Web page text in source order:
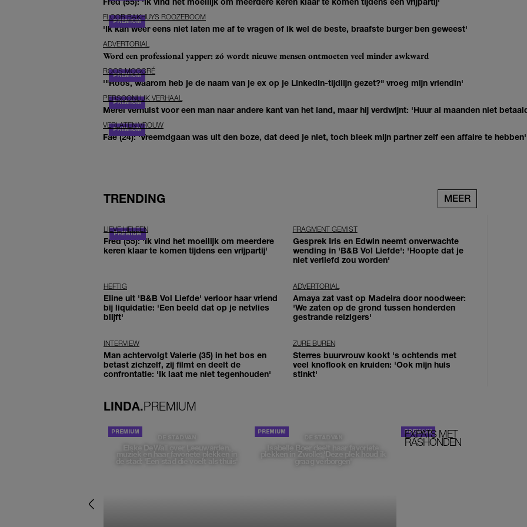
FLOOR BAKHUYS ROOZEBOOM
'Ik kan weer eens niet laten me af te vragen of ik wel de beste, braafste burger ben geweest'
ADVERTORIAL
Word een professional yapper: zó wordt nieuwe mensen ontmoeten veel minder awkward
ROOS MOGGRÉ
'"Roos, waarom heb je de naam van je ex op je LinkedIn-tijdlijn gezet?" vroeg mijn vriendin'
PERSOONLIJK VERHAAL
Merel verhuist voor een man naar andere kant van het land, maar hij verdwijnt: 'Huur al maanden niet
VERLATEN VROUW
Fae (24): 'Vreemdgaan was uit den boze, dat deed je niet, toch bleek mijn partner zelf een affaire te hebben'
TRENDING MEER
LIEVE HELEEN
Fred (55): 'Ik vind het moeilijk om meerdere
keren klaar te komen tijdens een vrijpartij'
FRAGMENT GEMIST
Gesprek Iris en Edwin neemt onverwachte
wending in 'B&B Vol Liefde': 'Hoopte dat je
niet verliefd zou worden'
HEFTIG
Eline uit 'B&B Vol Liefde' verloor haar vriend
bij liquidatie: 'Een beeld dat op je netvlies
blijft'
ADVERTORIAL
Amaya zat vast op Madeira door noodweer:
'We zaten op de grond tussen honderden
gestrande reizigers'
INTERVIEW
Man achtervolgt Valerie (35) in het bos en
betast zichzelf, zij filmt en deelt de
confrontatie: 'Ik laat me niet tegenhouden'
ZURE BUREN
Sterres buurvrouw kookt 's ochtends met
veel knoflook en kruiden: 'Ook mijn huis
stinkt'
LINDA.PREMIUM
DE STAD VAN
Elske DeWall over Leeuwarden,
muziek en haar favoriete plekken in
de stad: 'Een stad die voelt als thuis'
DE STAD VAN
Isabelle Boer deelt haar favoriete
plekken in Zwolle: 'Deze plek houd ik
graag verborgen'
EXPATS MET
RASHONDEN